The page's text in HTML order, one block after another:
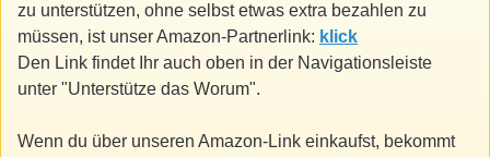
zu unterstützen, ohne selbst etwas extra bezahlen zu
müssen, ist unser Amazon-Partnerlink: klick
Den Link findet Ihr auch oben in der Navigationsleiste
unter "Unterstütze das Worum".
Wenn du über unseren Amazon-Link einkaufst, bekommt